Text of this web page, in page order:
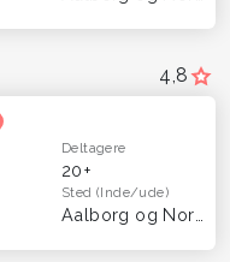
4,8
Deltagere
20+
Sted(Inde/ude)